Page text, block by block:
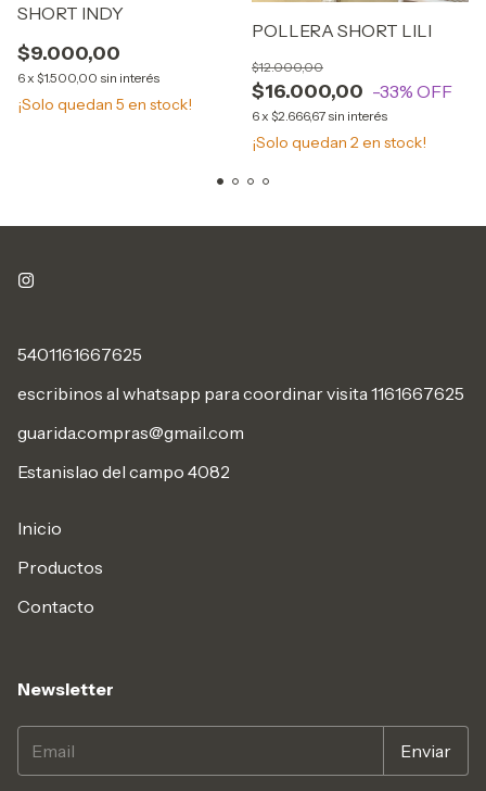
SHORT INDY
$9.000,00
6 x $1.500,00 sin interés
¡Solo quedan 5 en stock!
POLLERA SHORT LILI
$16.000,00
$12.000,00
-33% OFF
6 x $2.666,67 sin interés
¡Solo quedan 2en stock!
5401161667625
escribinos al whatsapp para coordinar visita 1161667625
guarida.compras@gmail.com
Estanislao del campo 4082
Inicio
Productos
Contacto
Newsletter